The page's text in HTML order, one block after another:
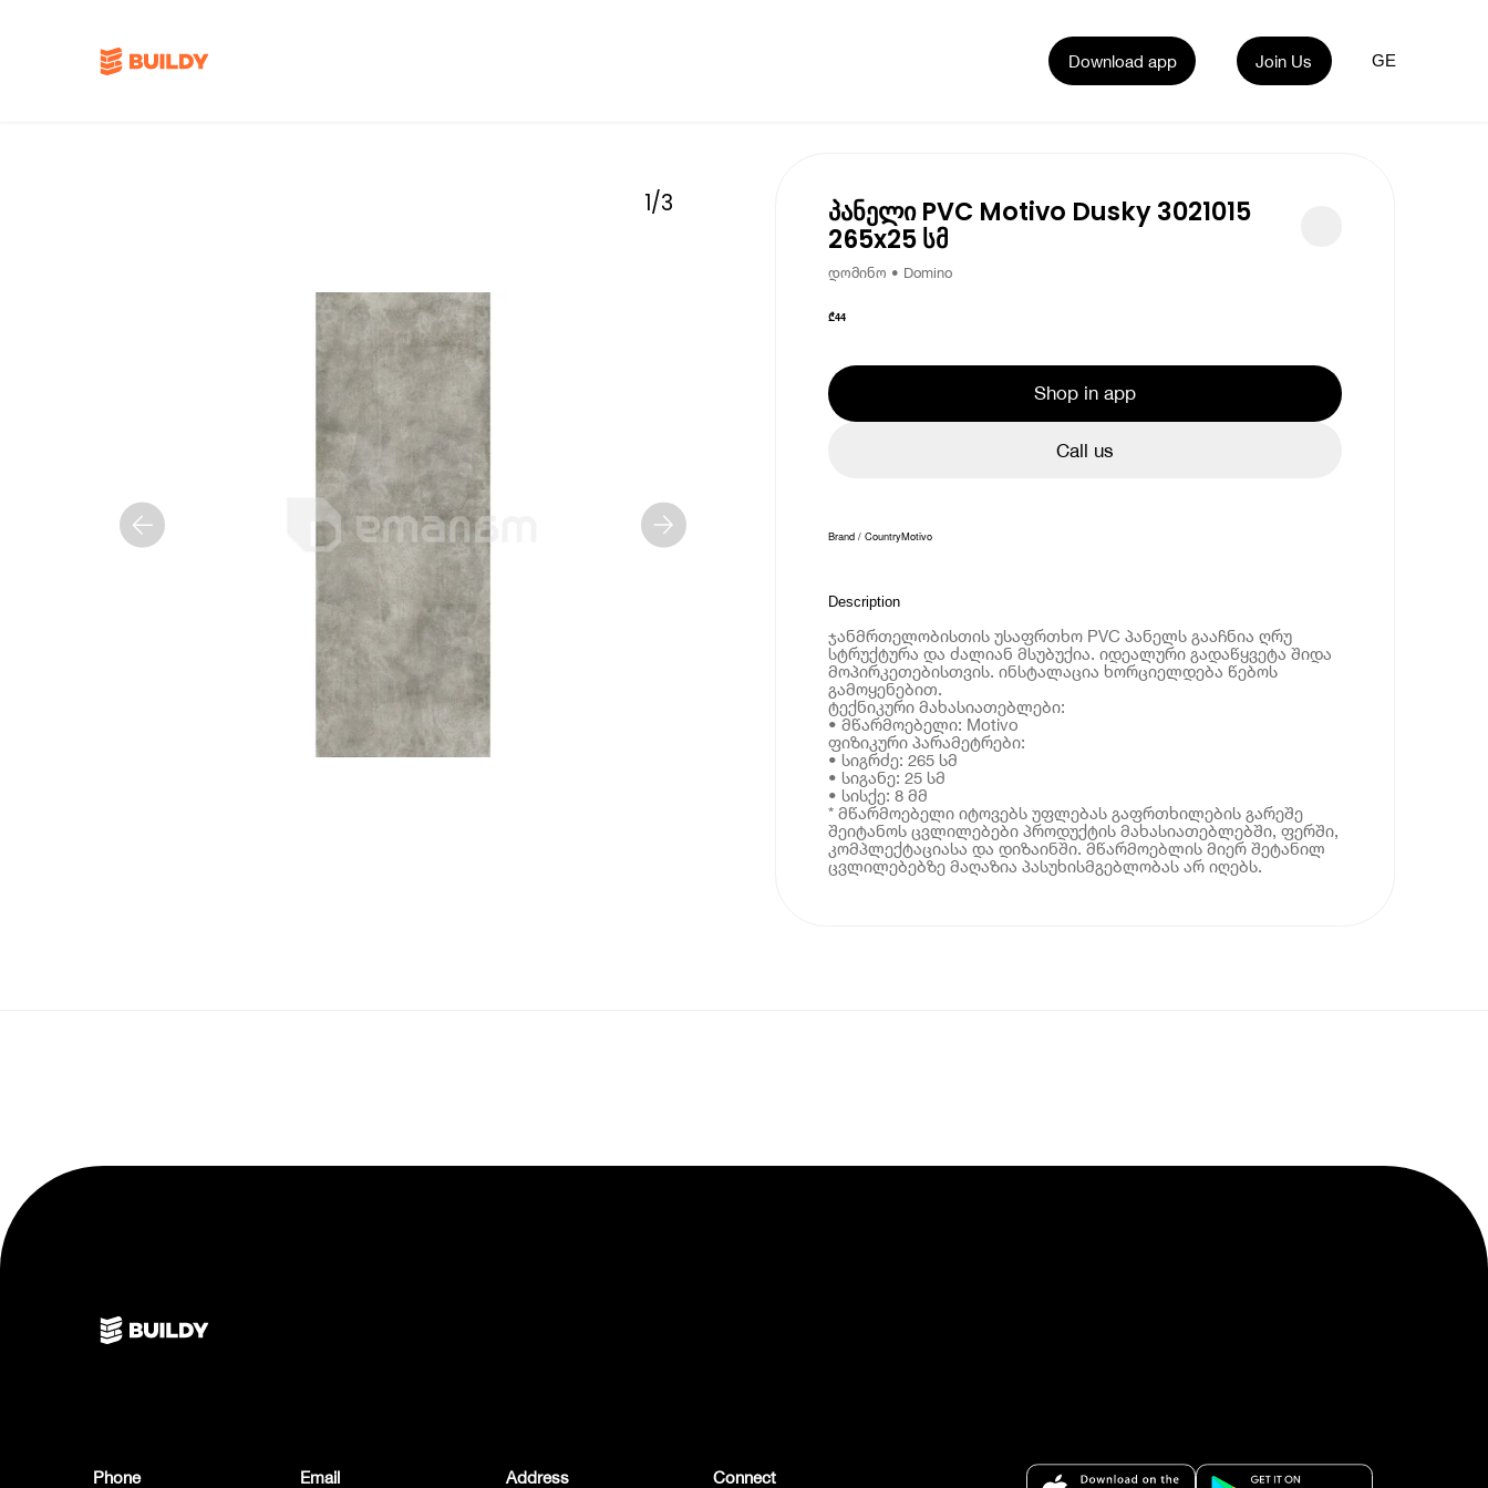
Download app Join Us GE
1/3 პანელი PVC Motivo Dusky 3021015
265x25 სმ
დომინო • Domino
₾44
Shop in app
Call us
Brand / CountryMotivo
Description
ჯანმრთელობისთის უსაფრთხო PVC პანელს გააჩნია ღრუ
სტრუქტურა და ძალიან მსუბუქია. იდეალური გადაწყვეტა შიდა
მოპირკეთებისთვის. ინსტალაცია ხორციელდება წებოს
გამოყენებით.
ტექნიკური მახასიათებლები:
• მწარმოებელი: Motivo
ფიზიკური პარამეტრები:
• სიგრძე: 265 სმ
• სიგანე: 25 სმ
• სისქე: 8 მმ
* მწარმოებელი იტოვებს უფლებას გაფრთხილების გარეშე
შეიტანოს ცვლილებები პროდუქტის მახასიათებლებში, ფერში,
კომპლექტაციასა და დიზაინში. მწარმოებლის მიერ შეტანილ
ცვლილებებზე მაღაზია პასუხისმგებლობას არ იღებს.
Phone Email Address Connect